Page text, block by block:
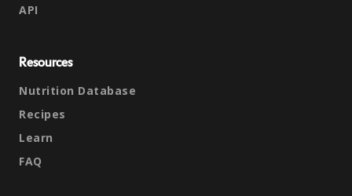
API
Resources
Nutrition Database
Recipes
Learn
FAQ